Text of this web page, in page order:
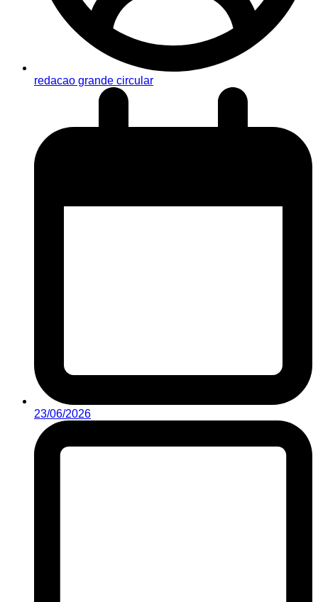
redacao grande circular
23/06/2026